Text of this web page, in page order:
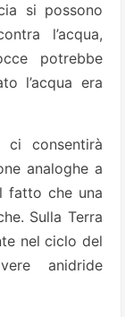
si possono
l’acqua,
potrebbe
l’acqua era
ci consentirà
analoghe a
fatto che una
Sulla Terra
nel ciclo del
anidride